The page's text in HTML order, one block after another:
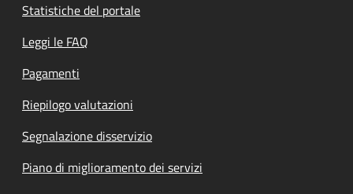
Statistiche del portale
Leggi le FAQ
Pagamenti
Riepilogo valutazioni
Segnalazione disservizio
Piano di miglioramento dei servizi